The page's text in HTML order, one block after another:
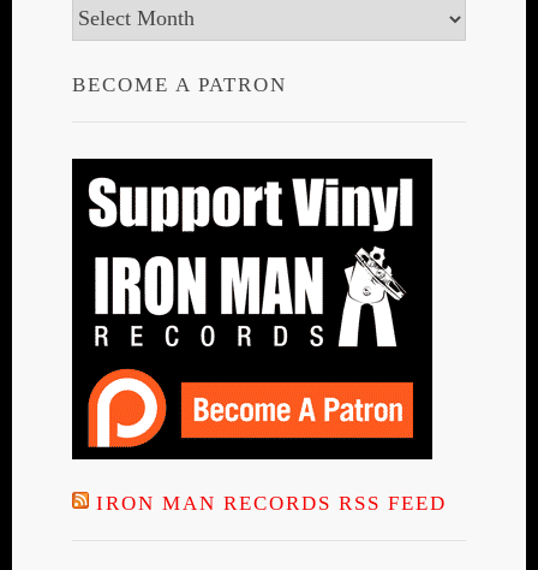
Archives
BECOME A PATRON
IRON MAN RECORDS RSS FEED